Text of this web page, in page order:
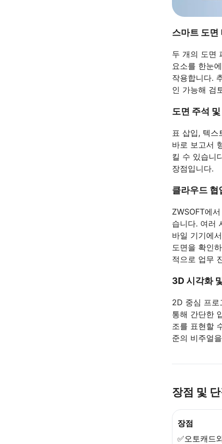
스마트 도면
두 개의 도면
요소를 한눈
작용합니다.
인 가능해 검
도면 주석
표 삽입, 텍
바로 보고서
킬 수 있습니
장점입니다.
클라우드 협
ZWSOFT에
습니다. 여러
바일 기기에
도면을 확인
적으로 업무
3D 시각화
2D 중심 프로
통해 간단한
조를 표현할
준의 비주얼
장점 및
장점
✅오토캐드